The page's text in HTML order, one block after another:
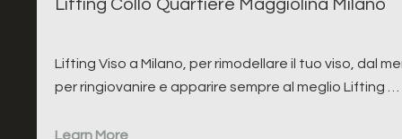
Lifting Collo Quartiere Maggiolina Milano
Lifting Viso a Milano, per rimodellare il tuo viso, dal
per ringiovanire e apparire sempre al meglio Lifting …
Learn More